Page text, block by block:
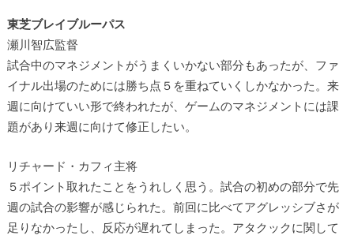
東芝ブレイブルーパス
瀬川智広監督
試合中のマネジメントがうまくいかない部分もあったが、ファ
イナル出場のためには勝ち点５を重ねていくしかなかった。来
週に向けていい形で終われたが、ゲームのマネジメントには課
題があり来週に向けて修正したい。
リチャード・カフィ主将
５ポイント取れたことをうれしく思う。試合の初めの部分で先
週の試合の影響が感じられた。前回に比べてアグレッシブさが
足りなかったし、反応が遅れてしまった。アタクックに関して